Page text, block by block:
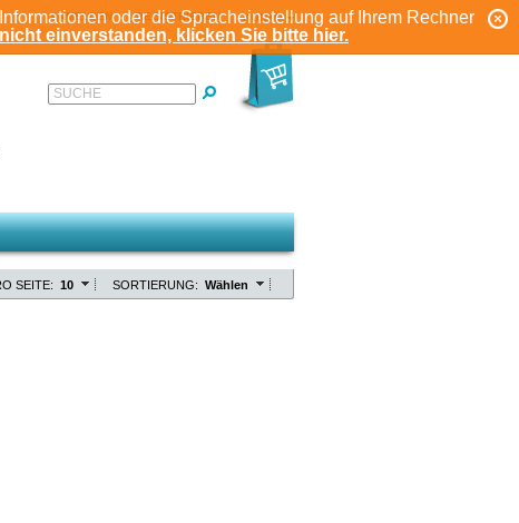
oder die Spracheinstellung auf Ihrem Rechner
einverstanden, klicken Sie bitte hier.
KONTO
ANMELDEN REGISTRIEREN
SUCHE
SORTIERUNG: Wählen
SEITE: 10